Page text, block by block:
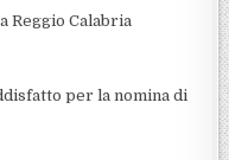
Reggio Calabria
per la nomina di